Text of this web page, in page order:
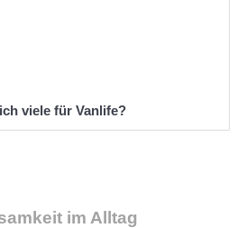
viele für Vanlife?
im Alltag